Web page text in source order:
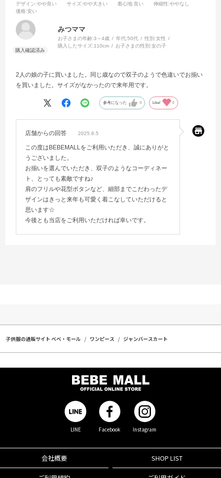
デザイン:やや良い サイズ:やや大きい 着心地:良い 伸縮性:ややなし
価格:安い
みつママ
お子さまの年齢:3～4歳 年代:50代 性別:女性
購入したサイズ:110cm お子さまの性別:女の子
2人の娘の子に買いました。同じ歳なので双子のようで色違いでお揃い
を買いました。サイズがなかったので来年用です。
参考になった 0 Like! 0
店舗からの回答 2025.8.5
この度はBEBEMALLをご利用いただき、誠にありがと
うございました。
お揃いを選んでいただき、双子のようなコーディネー
ト、とっても素敵ですね♪
肩のフリルや花型ボタンなど、細部までこだわったデ
ザインはきっと来年も可愛く着こなしていただけると
思います☆
今後とも当店をご利用いただければ幸いです。
子供服の通販サイト ベベ・モール ワンピース ジャンバースカート
LINE Facebook Instagram
会社概要 SHOP LIST